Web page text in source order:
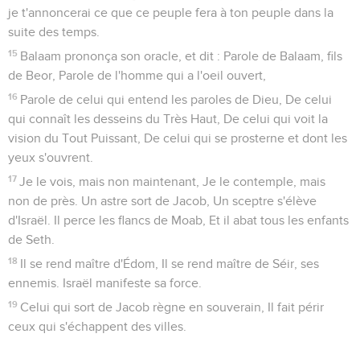
je t'annoncerai ce que ce peuple fera à ton peuple dans la
suite des temps.
15 Balaam prononça son oracle, et dit : Parole de Balaam, fils
de Beor, Parole de l'homme qui a l'oeil ouvert,
16 Parole de celui qui entend les paroles de Dieu, De celui
qui connaît les desseins du Très Haut, De celui qui voit la
vision du Tout Puissant, De celui qui se prosterne et dont les
yeux s'ouvrent.
17 Je le vois, mais non maintenant, Je le contemple, mais
non de près. Un astre sort de Jacob, Un sceptre s'élève
d'Israël. Il perce les flancs de Moab, Et il abat tous les enfants
de Seth.
18 Il se rend maître d'Édom, Il se rend maître de Séir, ses
ennemis. Israël manifeste sa force.
19 Celui qui sort de Jacob règne en souverain, Il fait périr
ceux qui s'échappent des villes.